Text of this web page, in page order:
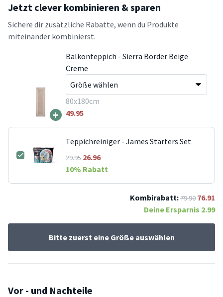
Jetzt clever kombinieren & sparen
Sichere dir zusätzliche Rabatte, wenn du Produkte
miteinander kombinierst.
+
Balkonteppich - Sierra Border Beige
Creme
80x180cm
49.95
Teppichreiniger - James Starters Set
29.9526.96
10% Rabatt
Kombirabatt:79.90 76.91
Deine Ersparnis 2.99
Bitte zuerst eine Größe auswählen
Vor - und Nachteile